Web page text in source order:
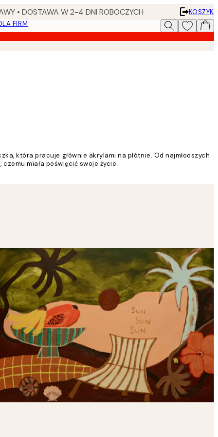
• DOSTAWA W 2-4 DNI ROBOCZYCH
KOSZYK
FIRM
która pracuje głównie akrylami na płótnie. Od najmłodszych
miała poświęcić swoje życie.